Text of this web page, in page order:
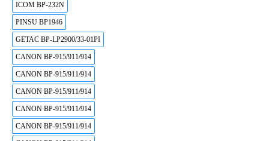
ICOM BP-232N
PINSU BP1946
GETAC BP-LP2900/33-01PI
CANON BP-915/911/914
CANON BP-915/911/914
CANON BP-915/911/914
CANON BP-915/911/914
CANON BP-915/911/914